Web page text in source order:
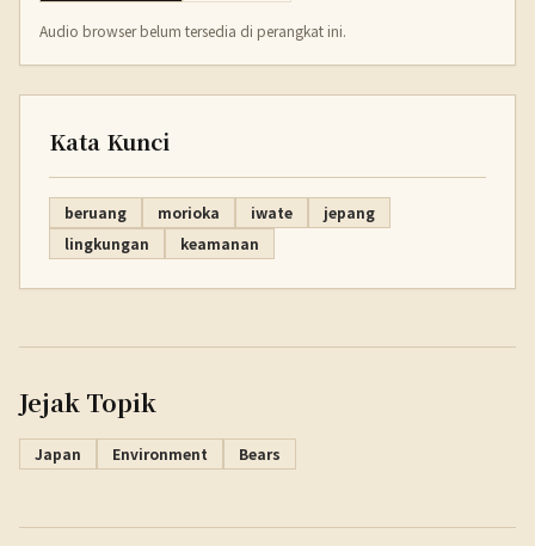
Audio browser belum tersedia di perangkat ini.
Kata Kunci
beruang morioka iwate
jepang
lingkungan
keamanan
Jejak Topik
Japan Environment Bears